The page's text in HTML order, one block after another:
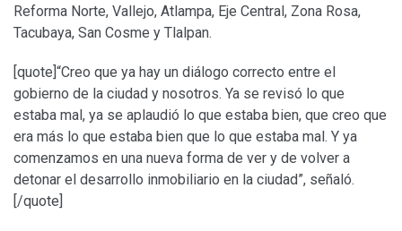
Reforma Norte, Vallejo, Atlampa, Eje Central, Zona Rosa,
Tacubaya, San Cosme y Tlalpan.
[quote]“Creo que ya hay un diálogo correcto entre el
gobierno de la ciudad y nosotros. Ya se revisó lo que
estaba mal, ya se aplaudió lo que estaba bien, que creo que
era más lo que estaba bien que lo que estaba mal. Y ya
comenzamos en una nueva forma de ver y de volver a
detonar el desarrollo inmobiliario en la ciudad”, señaló.
[/quote]